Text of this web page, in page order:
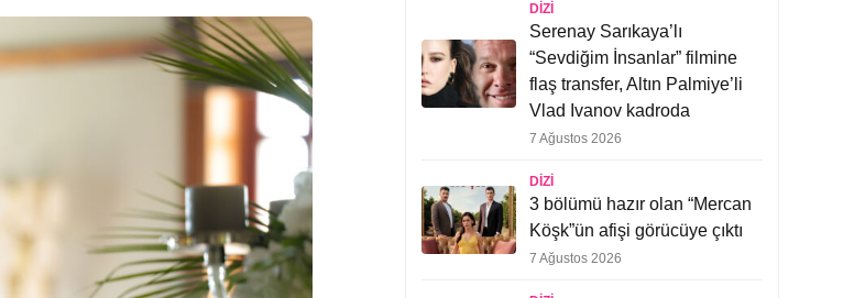
DIZI
Serenay Sarıkaya’lı
“Sevdiğim İnsanlar” filmine
flaş transfer, Altın Palmiye’li
Vlad Ivanov kadroda
7 Ağustos 2026
DIZI
3 bölümü hazır olan “Mercan
Köşk”ün afişi görücüye çıktı
7 Ağustos 2026